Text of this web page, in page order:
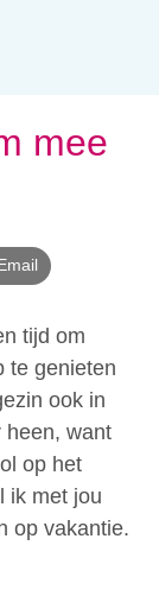
mee
tijd om
te genieten
ook in
heen, want
op het
ik met jou
op vakantie.